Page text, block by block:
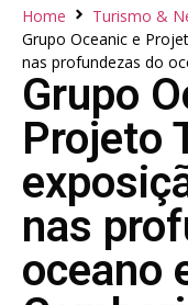
Home
Turismo &
Grupo Oceanic e
nas profundezas do
Grupo
Projeto
nas
oceano